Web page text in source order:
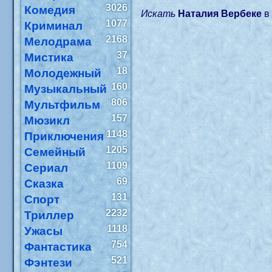
Комедия
3026
Криминал 1077
Мелодрама 2168
Мистика 37
Молодежный 18
Музыкальный 160
Мультфильм 806
Мюзикл 157
Приключения 1148
Семейный 1205
Сериал 1109
Сказка 69
Спорт 131
Триллер 2232
Ужасы 1118
Фантастика 754
Фэнтези
521
Искать Наталия Вербеке в